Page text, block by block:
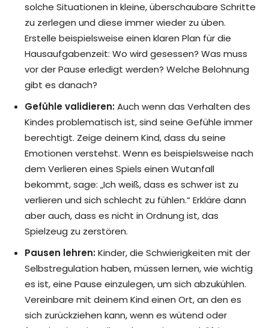
solche Situationen in kleine, überschaubare Schritte
zu zerlegen und diese immer wieder zu üben.
Erstelle beispielsweise einen klaren Plan für die
Hausaufgabenzeit: Wo wird gesessen? Was muss
vor der Pause erledigt werden? Welche Belohnung
gibt es danach?
Gefühle validieren:Auch wenn das Verhalten des
Kindes problematisch ist, sind seine Gefühle immer
berechtigt. Zeige deinem Kind, dass du seine
Emotionen verstehst. Wenn es beispielsweise nach
dem Verlieren eines Spiels einen Wutanfall
bekommt, sage: „Ich weiß, dass es schwer ist zu
verlieren und sich schlecht zu fühlen.“ Erkläre dann
aber auch, dass es nicht in Ordnung ist, das
Spielzeug zu zerstören.
Pausen lehren:Kinder, die Schwierigkeiten mit der
Selbstregulation haben, müssen lernen, wie wichtig
es ist, eine Pause einzulegen, um sich abzukühlen.
Vereinbare mit deinem Kind einen Ort, an den es
sich zurückziehen kann, wenn es wütend oder